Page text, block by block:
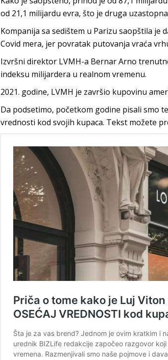
od 21,1 milijardu evra, što je druga
Kompanija sa sedištem u Parizu saopštila
Covid mera, jer povratak putovanja vraća
Izvršni direktor LVMH-a Bernar Arno
indeksu milijardera u realnom vremenu.
2021. godine, LVMH je završio kupovinu
Da podsetimo, početkom godine pisali smo
vrednosti kod svojih kupaca. Tekst možete